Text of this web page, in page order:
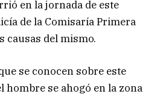
en la jornada de este
de la Comisaría Primera
causas del mismo.
se conocen sobre este
hombre se ahogó en la zona